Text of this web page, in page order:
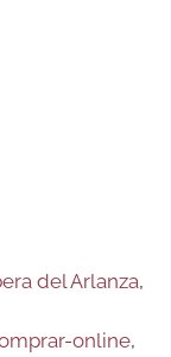
del Arlanza,
online,